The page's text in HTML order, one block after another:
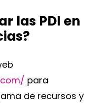
las PDI en
para
de recursos y